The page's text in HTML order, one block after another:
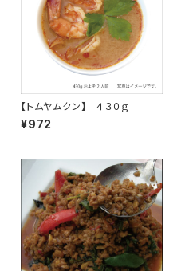
【トムヤムクン】 ４３０ｇ
¥972